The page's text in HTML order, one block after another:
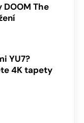
The
YU7?
4K tapety